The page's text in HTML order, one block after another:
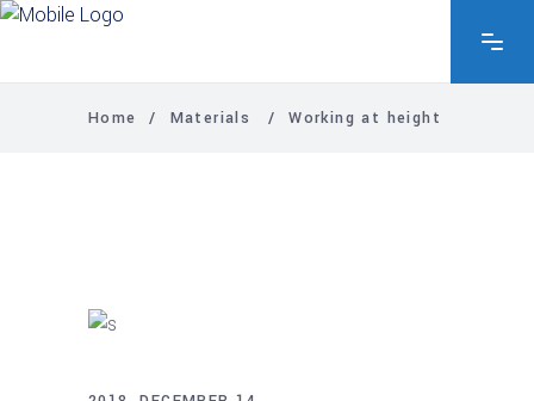
Home / Materials /Working at height